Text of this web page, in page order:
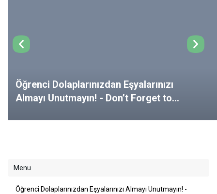
Öğrenci Dolaplarınızdan Eşyalarınızı
Almayı Unutmayın! - Don’t Forget to
Menu
Öğrenci Dolaplarınızdan Eşyalarınızı Almayı Unutmayın! -